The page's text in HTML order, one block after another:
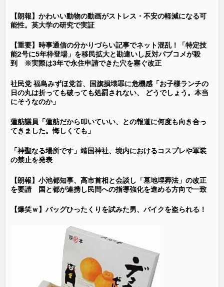
【朗報】かわいい動物の動画がストレス・不安の軽減になる可
能性。英大学の研究で実証
【重要】時事通信の分かりづらい記事でネット混乱！「特定技
能2号に5年枠登場」を移民拡大と勘違いし反対パブコメが殺
到 ※実際は3年で永住申請できた穴を塞ぐ改正
社民党 福島みずほ党首、国旗損壊罪に危機感「お子様ランチの
日の丸は折っても破っても処罰されない、 どうでしょう。本当
にそうなのか」
蓮舫議員「蓮舫だから叩いていい、との報道に何度も向き合っ
てきました。悔しくても」
「神聖なる場所です」靖国神社、境内におけるコスプレや軍装
の禁止を発表
【朗報】小池都知事、高市首相と会談し「墓地埋葬法」の改正
を要請 国と都が連携し民間への指導強化を進める方向で一致
【爆笑ｗ】バッグひったくりを試みた男、バイクを盗られる！